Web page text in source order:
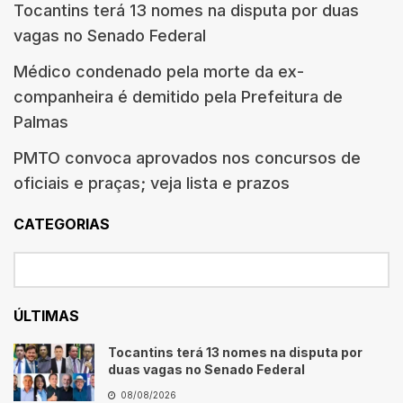
Tocantins terá 13 nomes na disputa por duas
vagas no Senado Federal
Médico condenado pela morte da ex-
companheira é demitido pela Prefeitura de
Palmas
PMTO convoca aprovados nos concursos de
oficiais e praças; veja lista e prazos
CATEGORIAS
ÚLTIMAS
Tocantins terá 13 nomes na disputa por
duas vagas no Senado Federal
08/08/2026